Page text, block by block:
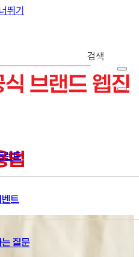
뛰기
검색
렌드
벤트
질문
법